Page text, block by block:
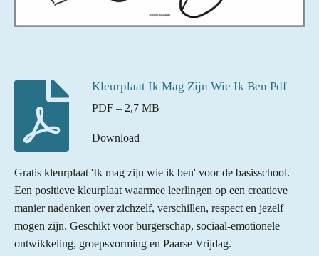
Kleurplaat Ik Mag Zijn Wie Ik Ben Pdf
PDF – 2,7 MB
Download
Gratis kleurplaat 'Ik mag zijn wie ik ben' voor de basisschool.
Een positieve kleurplaat waarmee leerlingen op een creatieve
manier nadenken over zichzelf, verschillen, respect en jezelf
mogen zijn. Geschikt voor burgerschap, sociaal-emotionele
ontwikkeling, groepsvorming en Paarse Vrijdag.